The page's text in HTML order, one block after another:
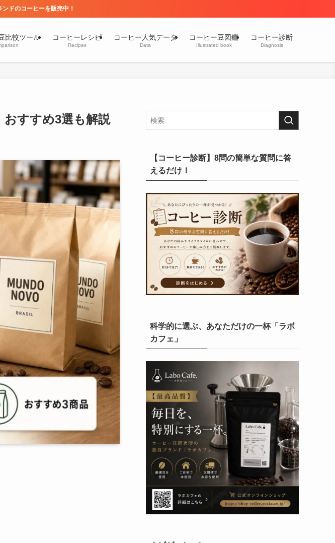
ドのコーヒーを販売中！
比較ツール コーヒーレシピ
Recipes
コーヒー人気データ
Data
コーヒー豆図鑑
Illustrated book
コーヒー診断
Diagnosis
すすめ3選も解説
【コーヒー診断】8問の簡単な質問に答
えるだけ！
科学的に選ぶ、あなただけの一杯「ラボ
カフェ」